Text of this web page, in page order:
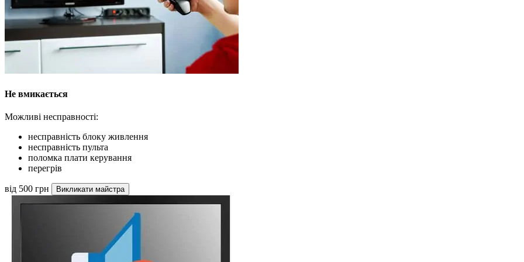
Не вмикається
Можливі несправності:
несправність блоку живлення
несправність пульта
поломка плати керування
перегрів
від 500 грн Викликати майстра